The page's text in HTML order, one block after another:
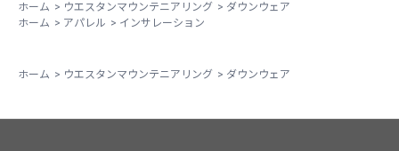
ホーム > ウエスタンマウンテニアリング > ダウンウェア
ホーム > アパレル > インサレーション
ホーム > ウエスタンマウンテニアリング > ダウンウェア